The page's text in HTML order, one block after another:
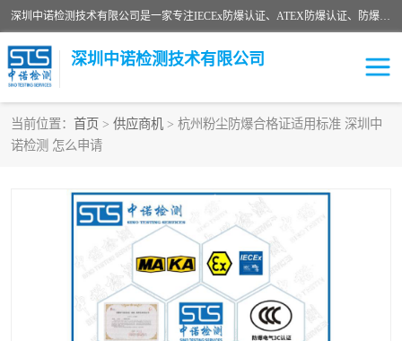
深圳中诺检测技术有限公司是一家专注IECEx防爆认证、ATEX防爆认证、防爆电气检测、防爆合格证、煤安认证等代理机构，可为客户提供从防爆设计、认证、现场检查、工程施工改造、培训等一站式服务。
深圳中诺检测技术有限公司
当前位置： 首页 > 供应商机 > 杭州粉尘防爆合格证适用标准 深圳中
诺检测 怎么申请
ATEX防爆认证
防爆3C认证 现场防爆检测
煤安矿安
IECEx防爆认证 防爆设计
防爆资质证书 各国防爆认证